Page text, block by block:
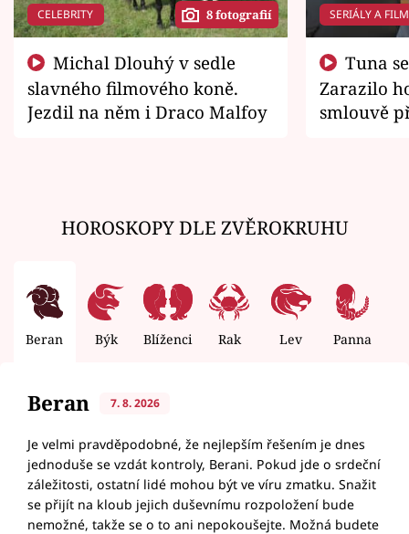
CELEBRITY 8 fotografií
slavného filmového koně.
Jezdil na něm i Draco Malfoy
SERIÁLY A
Zarazilo
smlouvě
HOROSKOPY DLE ZVĚROKRUHU
Beran Býk Blíženci Rak Lev Panna
Beran 7. 8. 2026
Je velmi pravděpodobné, že nejlepším řešením je dnes
jednoduše se vzdát kontroly, Berani. Pokud jde o srdeční
záležitosti, ostatní lidé mohou být ve víru zmatku. Snažit
se přijít na kloub jejich duševnímu rozpoložení bude
nemožné, takže se o to ani nepokoušejte. Možná budete